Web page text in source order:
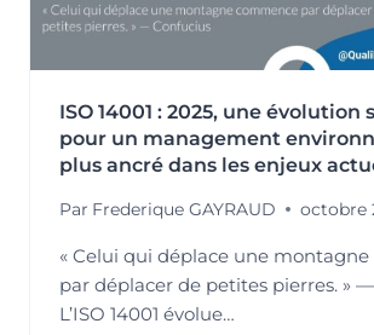
DES
ISO
9001
ET
14001
ISO 14001 : 2025, une
pour un management
plus ancré dans les enjeux
Par Frederique GAYRAUD octobre
« Celui qui déplace une
par déplacer de petites pierres. »
L’ISO 14001 évolue…